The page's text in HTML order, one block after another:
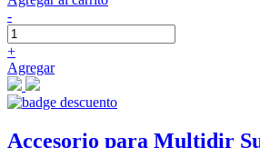
-
+
Agregar
Accesorio para Multidir